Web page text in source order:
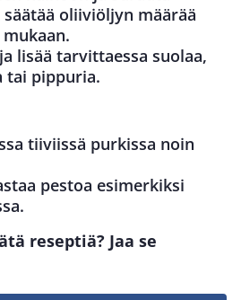
oliiviöljyn määrää
lisää tarvittaessa suolaa,
tai pippuria.
tiiviissä purkissa noin
pestoa esimerkiksi
reseptiä? Jaa se